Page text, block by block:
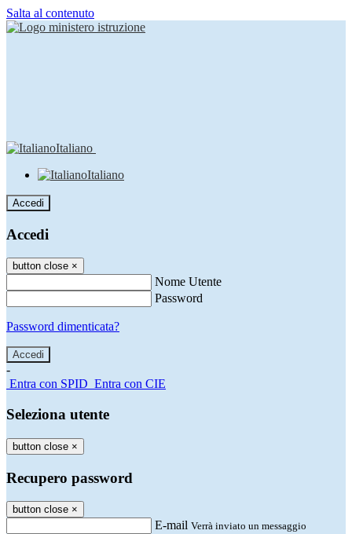
Salta al contenuto
Italiano
Italiano
Accedi
Accedi
button close ×
Nome Utente
Password
Password dimenticata?
-
Entra con SPID Entra con CIE
Seleziona utente
button close ×
Recupero password
button close ×
E-mail Verrà inviato un messaggio